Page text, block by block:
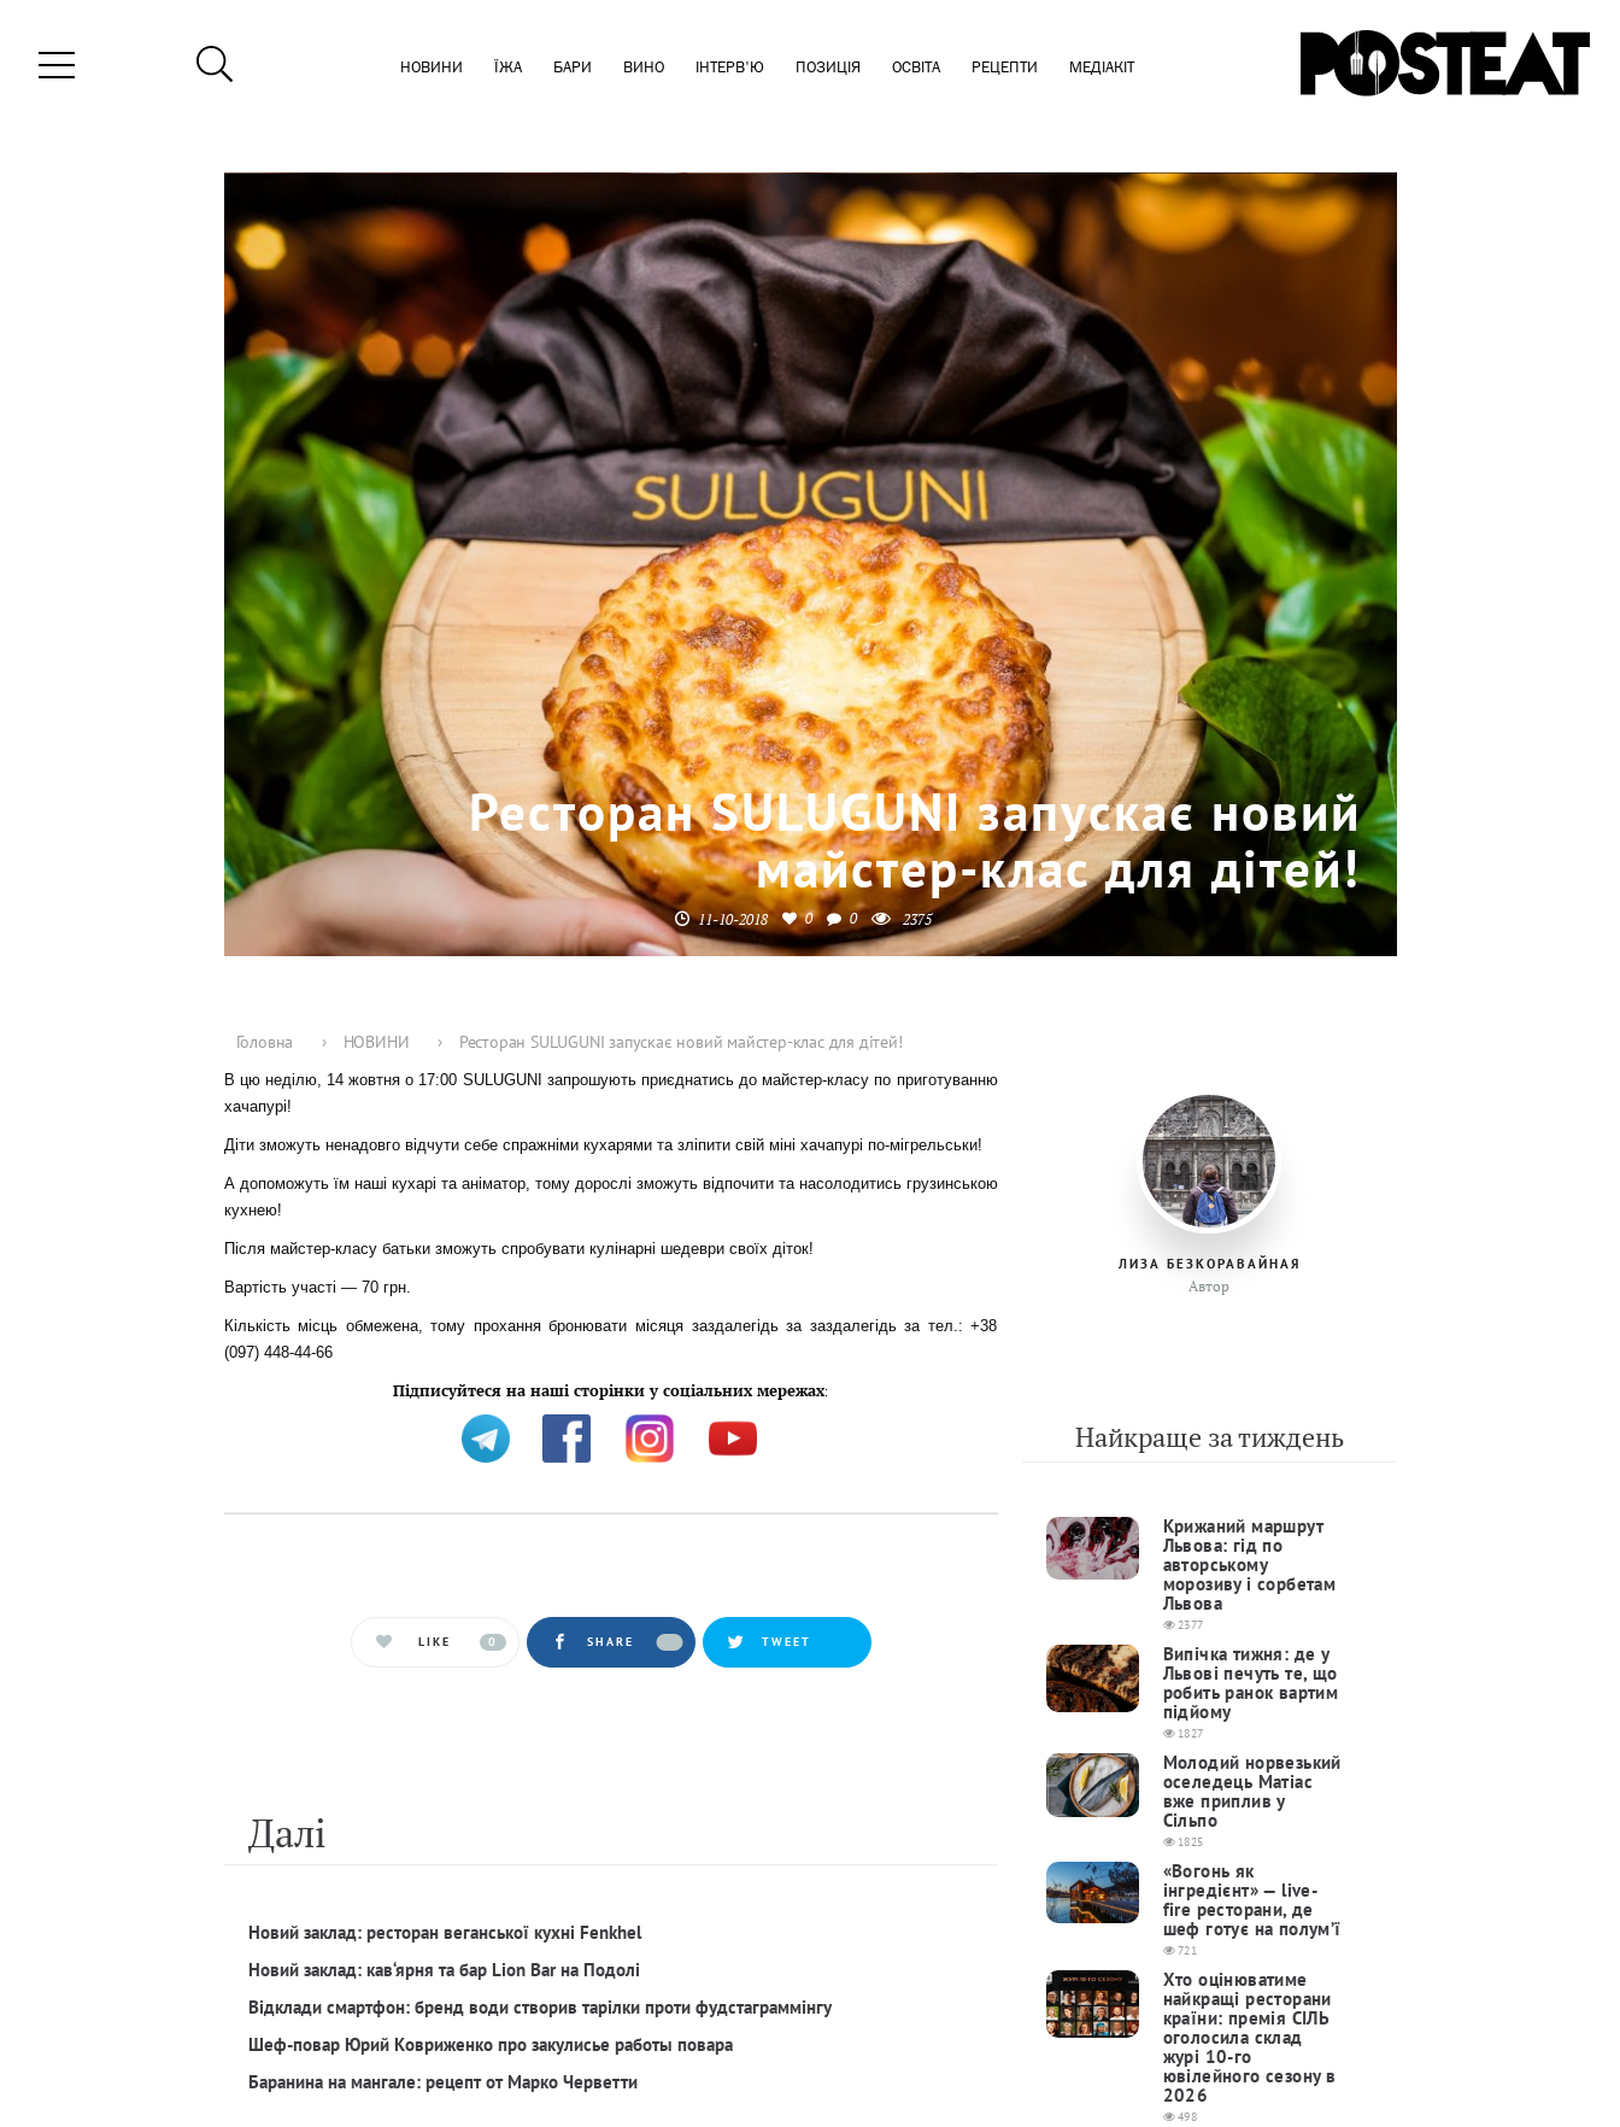
НОВИНИ ЇЖА БАРИ ВИНО ІНТЕРВ'Ю ПОЗИЦІЯ ОСВІТА РЕЦЕПТИ МЕДІАКІТ
Ресторан SULUGUNI запускає новий
майстер-клас для дітей!
11-10-2018 0 0 2375
Головна › НОВИНИ › Ресторан SULUGUNI запускає новий майстер-клас для дітей!
В цю неділю, 14 жовтня о 17:00 SULUGUNI запрошують приєднатись до майстер-класу по приготуванню
хачапурі!
Діти зможуть ненадовго відчути себе спражніми кухарями та зліпити свій міні хачапурі по-мігрельськи!
А допоможуть їм наші кухарі та аніматор, тому дорослі зможуть відпочити та насолодитись грузинською
кухнею!
Після майстер-класу батьки зможуть спробувати кулінарні шедеври своїх діток!
Вартість участі — 70 грн.
Кількість місць обмежена, тому прохання бронювати місяця заздалегідь за заздалегідь за тел.: +38
(097) 448-44-66
Підписуйтеся на наші сторінки у соціальних мережах:
LIKE 0 SHARE TWEET
Далi
Новий заклад: ресторан веганської кухні Fenkhel
Новий заклад: кав‘ярня та бар Lion Bar на Подолі
Відклади смартфон: бренд води створив тарілки проти фудстаграммінгу
Шеф-повар Юрий Ковриженко про закулисье работы повара
Баранина на мангале: рецепт от Марко Черветти
ЛИЗА БЕЗКОРАВАЙНАЯ
Автор
Найкраще за тиждень
Крижаний маршрут
Львова: гід по
авторському
морозиву і сорбетам
Львова
2377
Випічка тижня: де у
Львові печуть те, що
робить ранок вартим
підйому
1827
Молодий норвезький
оселедець Матіас
вже приплив у
Сільпо
1825
«Вогонь як
інгредієнт» — live-
fire ресторани, де
шеф готує на полум’ї
721
Хто оцінюватиме
найкращі ресторани
країни: премія СІЛЬ
оголосила склад
журі 10-го
ювілейного сезону в
2026
498